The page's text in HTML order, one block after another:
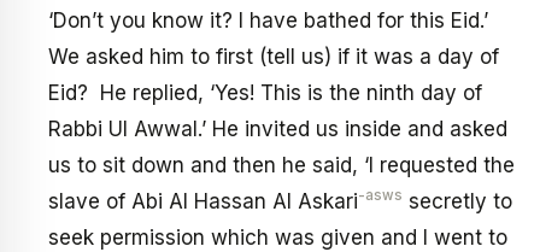
‘Don’t you know it? I have bathed for this Eid.’
We asked him to first (tell us) if it was a day of
Eid? He replied, ‘Yes! This is the ninth day of
Rabbi Ul Awwal.’ He invited us inside and asked
us to sit down and then he said, ‘I requested the
slave of Abi Al Hassan Al Askari-asws secretly to
seek permission which was given and I went to